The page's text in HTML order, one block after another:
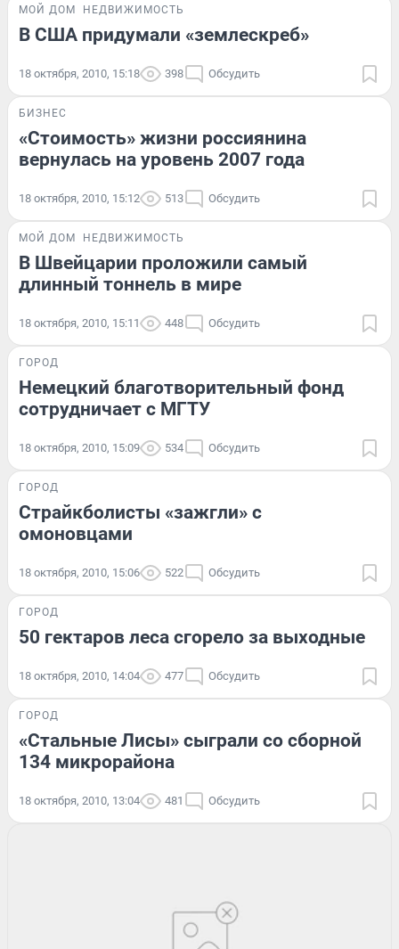
МОЙ ДОМ НЕДВИЖИМОСТЬ
В США придумали «землескреб»
18 октября, 2010, 15:18 398 Обсудить
БИЗНЕС
«Стоимость» жизни россиянина
вернулась на уровень 2007 года
18 октября, 2010, 15:12 513 Обсудить
МОЙ ДОМ НЕДВИЖИМОСТЬ
В Швейцарии проложили самый
длинный тоннель в мире
18 октября, 2010, 15:11 448 Обсудить
ГОРОД
Немецкий благотворительный фонд
сотрудничает с МГТУ
18 октября, 2010, 15:09 534 Обсудить
ГОРОД
Страйкболисты «зажгли» с
омоновцами
18 октября, 2010, 15:06 522 Обсудить
ГОРОД
50 гектаров леса сгорело за выходные
18 октября, 2010, 14:04 477 Обсудить
ГОРОД
«Стальные Лисы» сыграли со сборной
134 микрорайона
18 октября, 2010, 13:04 481 Обсудить